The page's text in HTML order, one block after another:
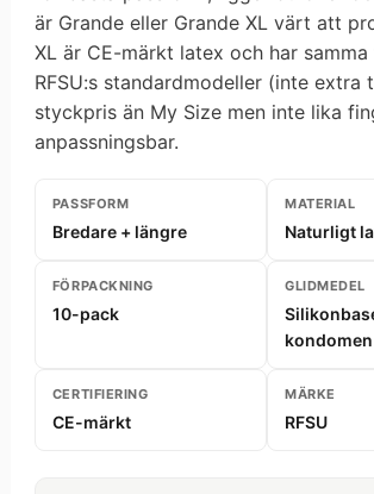
är Grande eller Grande XL värt att
XL är CE-märkt latex och har
RFSU:s standardmodeller (inte extra
styckpris än My Size men inte lika
anpassningsbar.
PASSFORM
Bredare + längre
MATERIAL
Naturligt
FÖRPACKNING
10-pack
GLIDMEDEL
kondomen
CERTIFIERING
CE-märkt
MÄRKE
RFSU